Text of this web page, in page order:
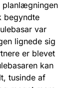
planlægningen
begyndte
var
lignede sig
er blevet
kan
tusinde af